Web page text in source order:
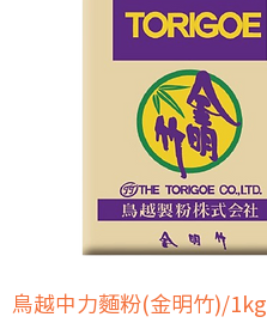
鳥越中力麵粉(金明竹)/1kg